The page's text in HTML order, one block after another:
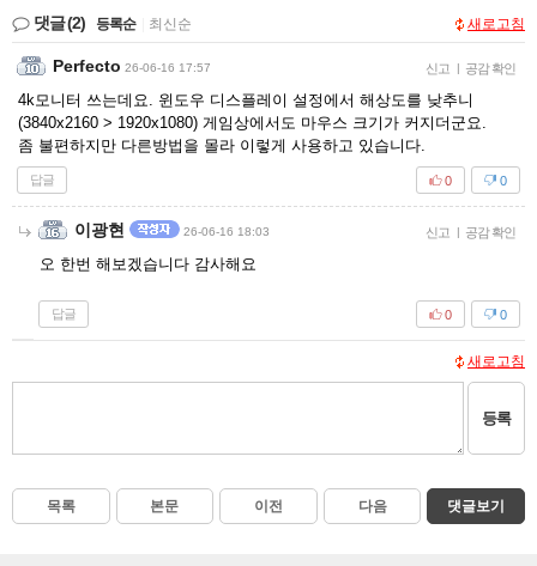
댓글(2) 등록순 최신순 새로고침
Perfecto 26-06-16 17:57 신고 | 공감 확인
4k모니터 쓰는데요. 윈도우 디스플레이 설정에서 해상도를 낮추니
(3840x2160 > 1920x1080) 게임상에서도 마우스 크기가 커지더군요.
좀 불편하지만 다른방법을 몰라 이렇게 사용하고 있습니다.
답글 0
0
이광현 26-06-16 18:03 신고 | 공감 확인
오 한번 해보겠습니다 감사해요
답글 0
0
새로고침
등록
목록 본문 이전 다음 댓글보기